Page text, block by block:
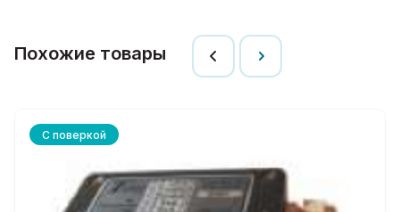
Похожие товары
С поверкой